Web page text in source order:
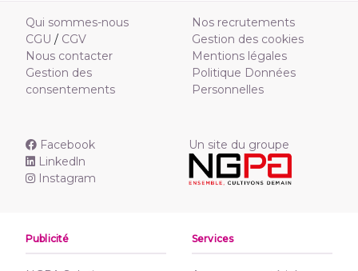
Qui sommes-nous
CGU / CGV
Nous contacter
Gestion des
consentements
Nos recrutements
Gestion des cookies
Mentions légales
Politique Données
Personnelles
Facebook
Linkedln
Instagram
Un site du groupe
Publicité Services